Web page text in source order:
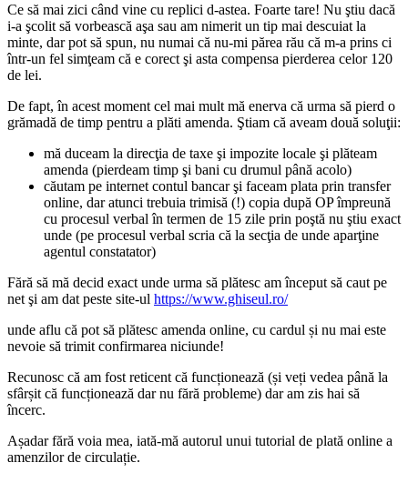
Ce să mai zici când vine cu replici d-astea. Foarte tare! Nu ştiu dacă
i-a şcolit să vorbească aşa sau am nimerit un tip mai descuiat la
minte, dar pot să spun, nu numai că nu-mi părea rău că m-a prins ci
într-un fel simţeam că e corect şi asta compensa pierderea celor 120
de lei.
De fapt, în acest moment cel mai mult mă enerva că urma să pierd o
grămadă de timp pentru a plăti amenda. Ştiam că aveam două soluţii:
mă duceam la direcţia de taxe şi impozite locale şi plăteam
amenda (pierdeam timp şi bani cu drumul până acolo)
căutam pe internet contul bancar şi faceam plata prin transfer
online, dar atunci trebuia trimisă (!) copia după OP împreună
cu procesul verbal în termen de 15 zile prin poştă nu ştiu exact
unde (pe procesul verbal scria că la secţia de unde aparţine
agentul constatator)
Fără să mă decid exact unde urma să plătesc am început să caut pe
net şi am dat peste site-ul https://www.ghiseul.ro/
unde aflu că pot să plătesc amenda online, cu cardul și nu mai este
nevoie să trimit confirmarea niciunde!
Recunosc că am fost reticent că funcționează (și veți vedea până la
sfârșit că funcționează dar nu fără probleme) dar am zis hai să
încerc.
Așadar fără voia mea, iată-mă autorul unui tutorial de plată online a
amenzilor de circulație.